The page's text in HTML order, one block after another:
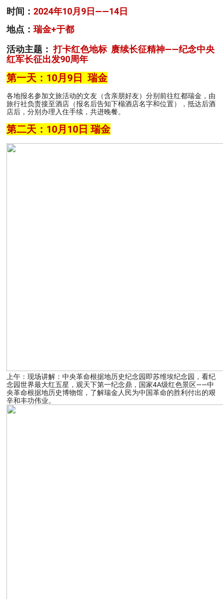
时间： 2024年10月9日——14日
地点： 瑞金+于都
活动主题：打卡红色地标 赓续长征精神——纪念中央
红军长征出发90周年
第一天： 10月9日 瑞金
各地报名参加文旅活动的文友（含亲朋好友）分别前往红都瑞金，由
旅行社负责接至酒店（报名后告知下榻酒店名字和位置），抵达后酒
店后，分别办理入住手续，共进晚餐。
第二天：10月10日 瑞金
上午：现场讲解：中央革命根据地历史纪念园即苏维埃纪念园，看纪
念园世界最大红五星，观天下第一纪念鼎，国家4A级红色景区——中
央革命根据地历史博物馆，了解瑞金人民为中国革命的胜利付出的艰
辛和丰功伟业。